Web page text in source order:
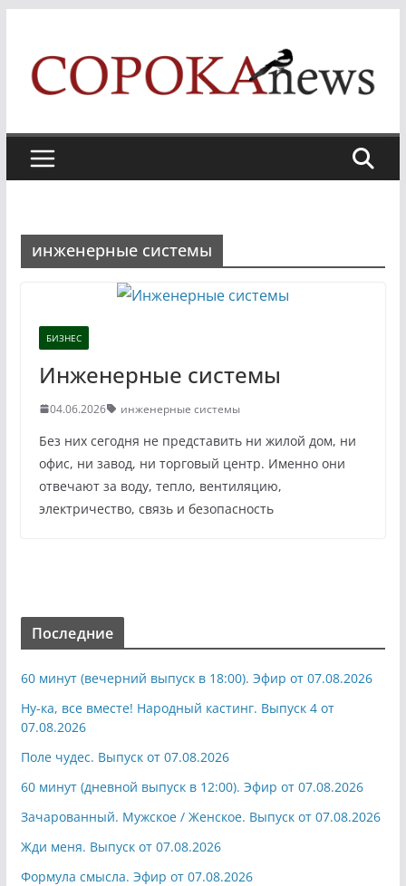
content
инженерные системы
БИЗНЕС
Инженерные системы
04.06.2026 инженерные системы
Без них сегодня не представить ни жилой дом, ни
офис, ни завод, ни торговый центр. Именно они
отвечают за воду, тепло, вентиляцию,
электричество, связь и безопасность
Последние
60 минут (вечерний выпуск в 18:00). Эфир от 07.08.2026
Ну-ка, все вместе! Народный кастинг. Выпуск 4 от
07.08.2026
Поле чудес. Выпуск от 07.08.2026
60 минут (дневной выпуск в 12:00). Эфир от 07.08.2026
Зачарованный. Мужское / Женское. Выпуск от 07.08.2026
Жди меня. Выпуск от 07.08.2026
Формула смысла. Эфир от 07.08.2026